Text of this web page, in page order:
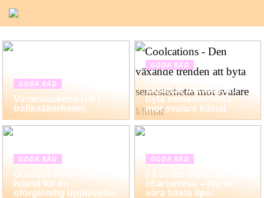
GODA RÅD
Vinterdäckens roll i
trafiksäkerheten
GODA RÅD
växande trenden att
byta semesterhetta
mot svalare klimat
GODA RÅD
Guidade ridturer på
Island för en
oförglömlig upplevelse
GODA RÅD
Få ut det mesta av din
charterresa – här är
våra bästa tips!